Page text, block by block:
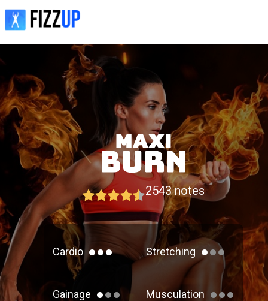
2543 notes
Cardio Stretching
Gainage Musculation